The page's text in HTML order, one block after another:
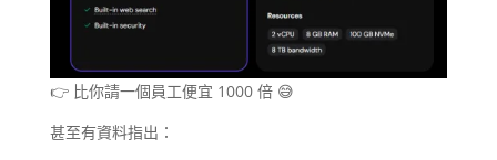
👉 比你請一個員工便宜 1000 倍 😅
甚至有資料指出：